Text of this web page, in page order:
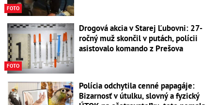
FOTO
FOTO
Drogová akcia v Starej Ľubovni: 27-
ročný muž skončil v putách, polícii
asistovalo komando z Prešova
Polícia odchytila cenné papagáje:
Bizarnosť v útulku, slovný a fyzický